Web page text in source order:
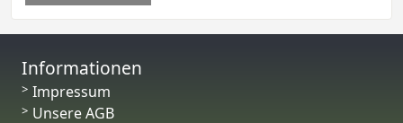
Informationen
Impressum
Unsere AGB